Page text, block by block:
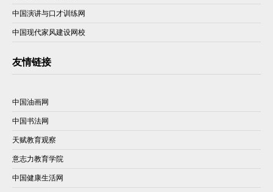
中国演讲与口才训练网
中国现代家风建设网校
友情链接
中国油画网
中国书法网
天赋教育观察
意志力教育学院
中国健康生活网